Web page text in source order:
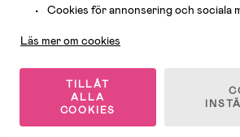
© 2026 Jollyroom AB. Alla rättigheter
Cookies för annonsering och sociala
Läs mer om cookies
TILLÅT
ALLA
COOKIES